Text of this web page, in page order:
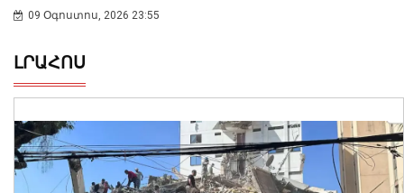
09 Օգոստոս, 2026 23:55
ԼՐԱՀՈՍ